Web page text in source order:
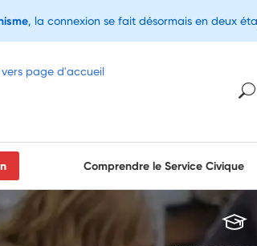
Comprendre le Service Civique
, la connexion se fait désormais en deux